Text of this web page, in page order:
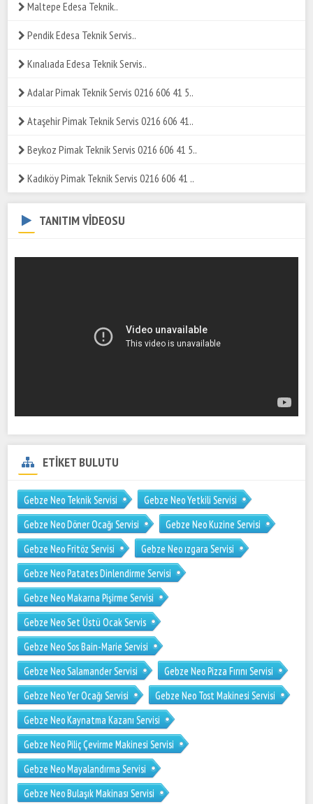
Maltepe Edesa Teknik..
Pendik Edesa Teknik Servis..
Kınalıada Edesa Teknik Servis..
Adalar Pimak Teknik Servis 0216 606 41 5..
Ataşehir Pimak Teknik Servis 0216 606 41..
Beykoz Pimak Teknik Servis 0216 606 41 5..
Kadıköy Pimak Teknik Servis 0216 606 41 ..
TANITIM VİDEOSU
ETİKET BULUTU
Gebze Neo Teknik Servisi
Gebze Neo Yetkili Servisi
Gebze Neo Döner Ocağı Servisi
Gebze Neo Kuzine Servisi
Gebze Neo Fritöz Servisi
Gebze Neo ızgara Servisi
Gebze Neo Patates Dinlendirme Servisi
Gebze Neo Makarna Pişirme Servisi
Gebze Neo Set Üstü Ocak Servis
Gebze Neo Sos Bain-Marie Servisi
Gebze Neo Salamander Servisi
Gebze Neo Pizza Fırını Servisi
Gebze Neo Yer Ocağı Servisi
Gebze Neo Tost Makinesi Servisi
Gebze Neo Kaynatma Kazanı Servisi
Gebze Neo Piliç Çevirme Makinesi Servisi
Gebze Neo Mayalandırma Servisi
Gebze Neo Bulaşık Makinası Servisi